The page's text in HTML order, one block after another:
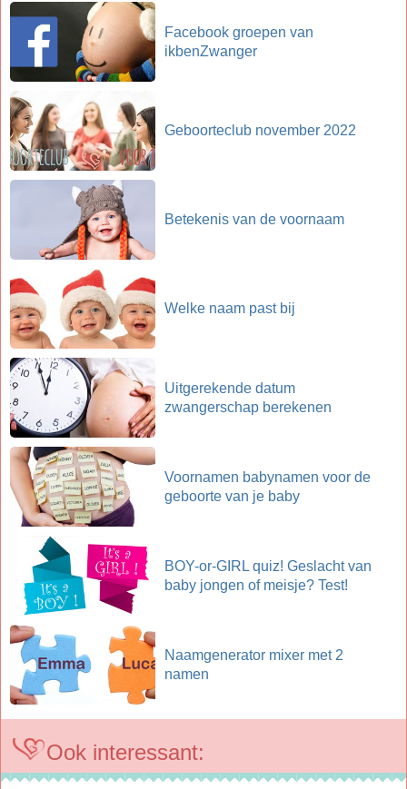
Facebook groepen van
ikbenZwanger
Geboorteclub november 2022
Betekenis van de voornaam
Welke naam past bij
Uitgerekende datum
zwangerschap berekenen
Voornamen babynamen voor de
geboorte van je baby
BOY-or-GIRL quiz! Geslacht van
baby jongen of meisje? Test!
Naamgenerator mixer met 2
namen
Ook interessant: